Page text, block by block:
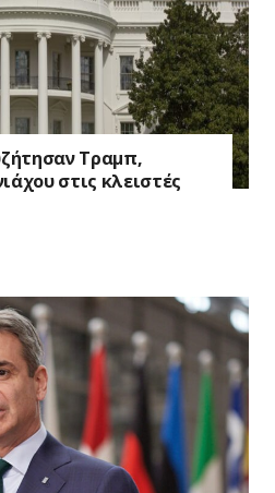
Τραμπ,
στις κλειστές